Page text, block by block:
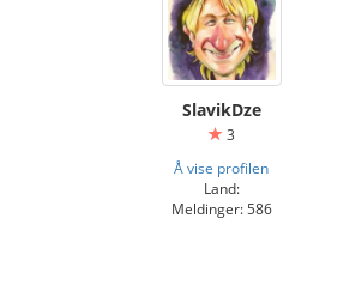
SlavikDze
3
Å vise profilen
Land:
Meldinger: 586